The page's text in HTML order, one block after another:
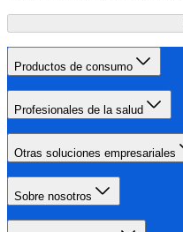
Productos de consumo
Profesionales de la salud
Otras soluciones empresariales
Sobre nosotros